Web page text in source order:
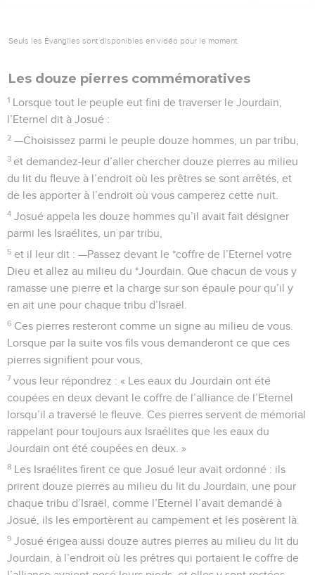
Seuls les Évangiles sont disponibles en vidéo pour le moment.
Les douze pierres commémoratives
1 Lorsque tout le peuple eut fini de traverser le Jourdain,
l’Eternel dit à Josué :
2 —Choisissez parmi le peuple douze hommes, un par tribu,
3 et demandez-leur d’aller chercher douze pierres au milieu
du lit du fleuve à l’endroit où les prêtres se sont arrêtés, et
de les apporter à l’endroit où vous camperez cette nuit.
4 Josué appela les douze hommes qu’il avait fait désigner
parmi les Israélites, un par tribu,
5 et il leur dit : —Passez devant le *coffre de l’Eternel votre
Dieu et allez au milieu du *Jourdain. Que chacun de vous y
ramasse une pierre et la charge sur son épaule pour qu’il y
en ait une pour chaque tribu d’Israël.
6 Ces pierres resteront comme un signe au milieu de vous.
Lorsque par la suite vos fils vous demanderont ce que ces
pierres signifient pour vous,
7 vous leur répondrez : « Les eaux du Jourdain ont été
coupées en deux devant le coffre de l’alliance de l’Eternel
lorsqu’il a traversé le fleuve. Ces pierres servent de mémorial
rappelant pour toujours aux Israélites que les eaux du
Jourdain ont été coupées en deux. »
8 Les Israélites firent ce que Josué leur avait ordonné : ils
prirent douze pierres au milieu du lit du Jourdain, une pour
chaque tribu d’Israël, comme l’Eternel l’avait demandé à
Josué, ils les emportèrent au campement et les posèrent là.
9 Josué érigea aussi douze autres pierres au milieu du lit du
Jourdain, à l’endroit où les prêtres qui portaient le coffre de